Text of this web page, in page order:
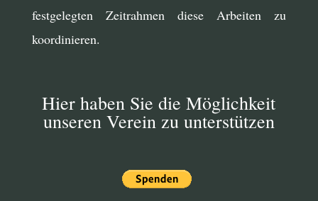
festgelegten Zeitrahmen diese Arbeiten zu
koordinieren.
Hier haben Sie die Möglichkeit
unseren Verein zu unterstützen